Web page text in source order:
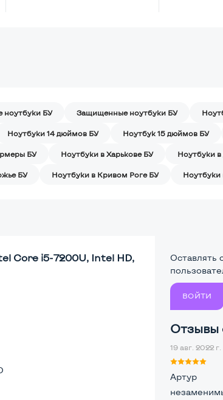
ноутбуки БУ Защищенные ноутбуки БУ
Ноутбуки 14 дюймов БУ Ноутбук 15 дюймов БУ
БУ Ноутбуки в Харькове БУ Ноутбуки
БУ Ноутбуки в Кривом Роге БУ Ноутбуки
Core i5-7200U, Intel HD,
Оставлять
ВОЙТИ
Отзывы
19 авг. 2022 г.
Артур